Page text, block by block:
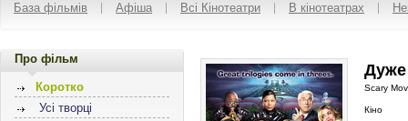
База фільмів Афіша Всі Кінотеатри В кінотеатрах
Про фільм
Коротко
Усі творці
Дуже
Scary
Кіно